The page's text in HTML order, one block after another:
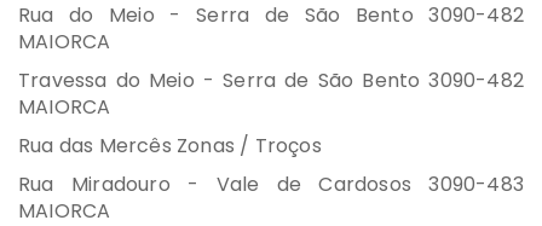
Rua do Meio - Serra de São Bento 3090-482
MAIORCA
Travessa do Meio - Serra de São Bento 3090-482
MAIORCA
Rua das Mercês Zonas / Troços
Rua Miradouro - Vale de Cardosos 3090-483
MAIORCA